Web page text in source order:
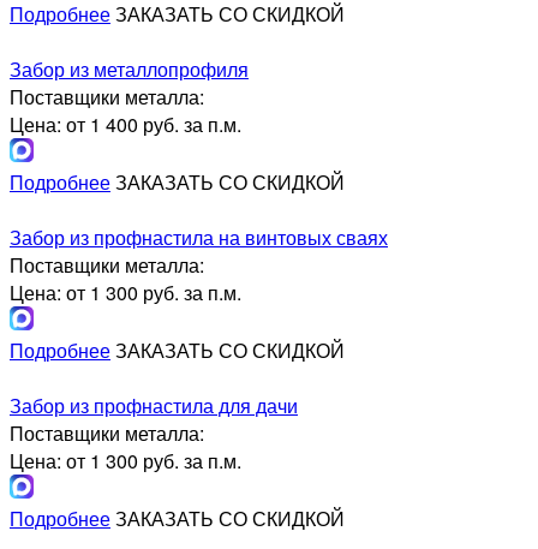
ПодробнееЗАКАЗАТЬ СО СКИДКОЙ
Забор из металлопрофиля
Поставщики металла:
Цена: от 1 400 руб. за п.м.
ПодробнееЗАКАЗАТЬ СО СКИДКОЙ
Забор из профнастила на винтовых сваях
Поставщики металла:
Цена: от 1 300 руб. за п.м.
ПодробнееЗАКАЗАТЬ СО СКИДКОЙ
Забор из профнастила для дачи
Поставщики металла:
Цена: от 1 300 руб. за п.м.
ПодробнееЗАКАЗАТЬ СО СКИДКОЙ